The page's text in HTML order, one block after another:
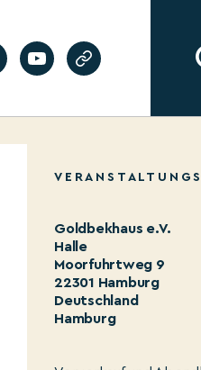
Goldbekhaus e.V.
Halle
Moorfuhrtweg 9
22301 Hamburg
Deutschland
Hamburg